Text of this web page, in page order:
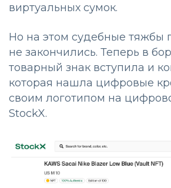
виртуальных сумок.
Но на этом судебные тяжбы
не закончились. Теперь в
товарный знак вступила и
которая нашла цифровые
своим логотипом на
StockX.